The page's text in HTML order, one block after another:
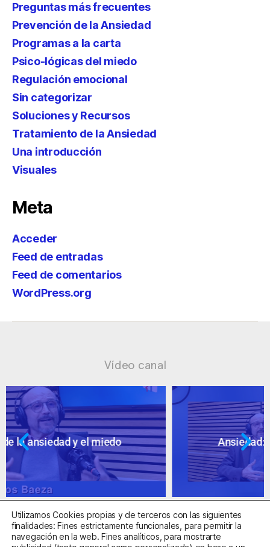
Preguntas más frecuentes
Prevención de la Ansiedad
Programas a la carta
Psico-lógicas del miedo
Regulación emocional
Sin categorizar
Soluciones y Recursos
Tratamiento de la Ansiedad
Una introducción
Visuales
Meta
Acceder
Feed de entradas
Feed de comentarios
WordPress.org
Vídeo canal
Ansiedad: supuestos cuestionables
Utilizamos Cookies propias y de terceros con las siguientes
finalidades: Fines estrictamente funcionales, para permitir la
navegación en la web. Fines analíticos, para mostrarte